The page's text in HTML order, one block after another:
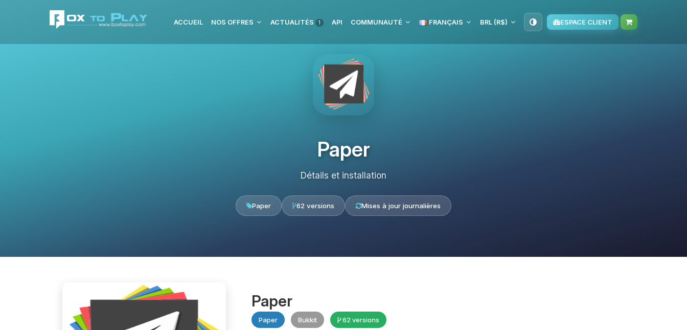
ACCUEIL NOS OFFRES ACTUALITÉS 1 API COMMUNAUTÉ FRANÇAIS BRL (R$) ESPACE CLIENT
Paper
Détails et installation
Paper 62 versions Mises à jour journalières
Paper
Paper Bukkit 62 versions